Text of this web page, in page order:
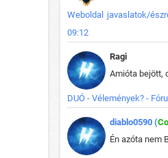
Weboldal javaslatok/
09:12
Ragi
DUÓ - Vélemények? -
diablo0590 (